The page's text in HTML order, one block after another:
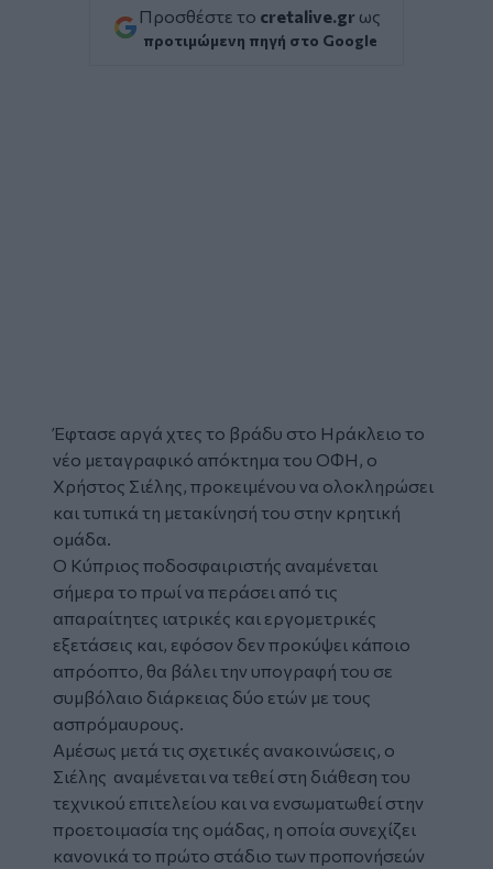
Προσθέστε το cretalive.gr ως
προτιμώμενη πηγή στο Google
Έφτασε αργά χτες το βράδυ στο Ηράκλειο το
νέο μεταγραφικό απόκτημα του ΟΦΗ, ο
Χρήστος Σιέλης, προκειμένου να ολοκληρώσει
και τυπικά τη μετακίνησή του στην κρητική
ομάδα.
Ο Κύπριος ποδοσφαιριστής αναμένεται
σήμερα το πρωί να περάσει από τις
απαραίτητες ιατρικές και εργομετρικές
εξετάσεις και, εφόσον δεν προκύψει κάποιο
απρόοπτο, θα βάλει την υπογραφή του σε
συμβόλαιο διάρκειας δύο ετών με τους
ασπρόμαυρους.
Αμέσως μετά τις σχετικές ανακοινώσεις, ο
Σιέλης αναμένεται να τεθεί στη διάθεση του
τεχνικού επιτελείου και να ενσωματωθεί στην
προετοιμασία της ομάδας, η οποία συνεχίζει
κανονικά το πρώτο στάδιο των προπονήσεών